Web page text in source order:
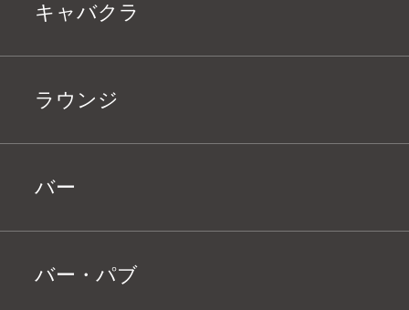
キャバクラ
ラウンジ
バー
バー・パブ